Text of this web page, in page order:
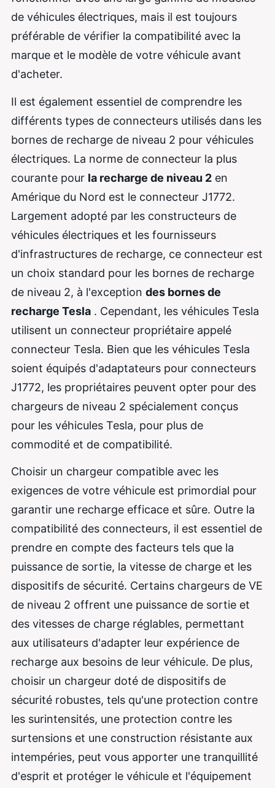
de véhicules électriques, mais il est toujours
préférable de vérifier la compatibilité avec la
marque et le modèle de votre véhicule avant
d'acheter.
Il est également essentiel de comprendre les
différents types de connecteurs utilisés dans les
bornes de recharge de niveau 2 pour véhicules
électriques. La norme de connecteur la plus
courante pour la recharge de niveau 2 en
Amérique du Nord est le connecteur J1772.
Largement adopté par les constructeurs de
véhicules électriques et les fournisseurs
d'infrastructures de recharge, ce connecteur est
un choix standard pour les bornes de recharge
de niveau 2, à l'exception des bornes de
recharge Tesla . Cependant, les véhicules Tesla
utilisent un connecteur propriétaire appelé
connecteur Tesla. Bien que les véhicules Tesla
soient équipés d'adaptateurs pour connecteurs
J1772, les propriétaires peuvent opter pour des
chargeurs de niveau 2 spécialement conçus
pour les véhicules Tesla, pour plus de
commodité et de compatibilité.
Choisir un chargeur compatible avec les
exigences de votre véhicule est primordial pour
garantir une recharge efficace et sûre. Outre la
compatibilité des connecteurs, il est essentiel de
prendre en compte des facteurs tels que la
puissance de sortie, la vitesse de charge et les
dispositifs de sécurité. Certains chargeurs de VE
de niveau 2 offrent une puissance de sortie et
des vitesses de charge réglables, permettant
aux utilisateurs d'adapter leur expérience de
recharge aux besoins de leur véhicule. De plus,
choisir un chargeur doté de dispositifs de
sécurité robustes, tels qu'une protection contre
les surintensités, une protection contre les
surtensions et une construction résistante aux
intempéries, peut vous apporter une tranquillité
d'esprit et protéger le véhicule et l'équipement